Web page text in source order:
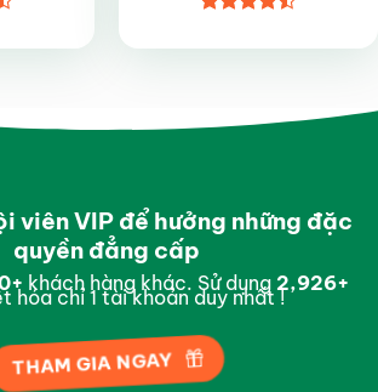
hạng4.5
viên VIP để hưởng những đặc
quyền đẳng cấp
+ khách hàng khác. Sử dụng 2,993+
hóa chỉ 1 tài khoản duy nhất !
GIA NGAY